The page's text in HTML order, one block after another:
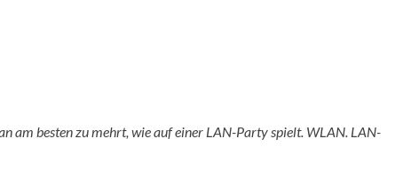
am besten zu mehrt, wie auf einer LAN-Party spielt. WLAN. LAN-